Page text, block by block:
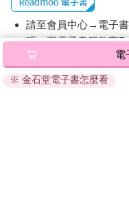
請至會員中心→電子
碼』至電子書服務商
退換貨須知：
因版權保護，您在金
電
※ 金石堂電子書怎麼看